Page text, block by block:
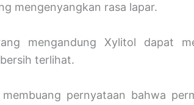
mengenyangkan rasa lapar.
mengandung Xylitol dapat
terlihat.
pernyataan bahwa